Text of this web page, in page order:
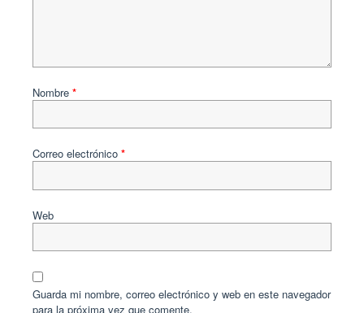
Nombre *
Correo electrónico *
Web
Guarda mi nombre, correo electrónico y web en este navegador
para la próxima vez que comente.